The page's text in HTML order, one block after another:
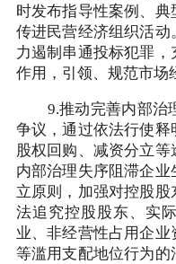
时发布指导性案例、
传进民营经济组织活
力遏制串通投标犯罪
作用，引领、规范市场
9.推动完善内部治
争议，通过依法行使释
股权回购、减资分立
内部治理失序阻滞企
立原则，加强对控股
法追究控股股东、实
业、非经营性占用企
等滥用支配地位行为的